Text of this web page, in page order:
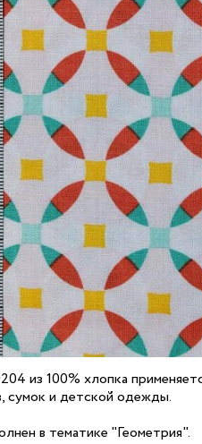
ХАРАКТЕРИСТИКИ
из 100% хлопка
сумок и детской одежды.
в тематике "Геометрия".